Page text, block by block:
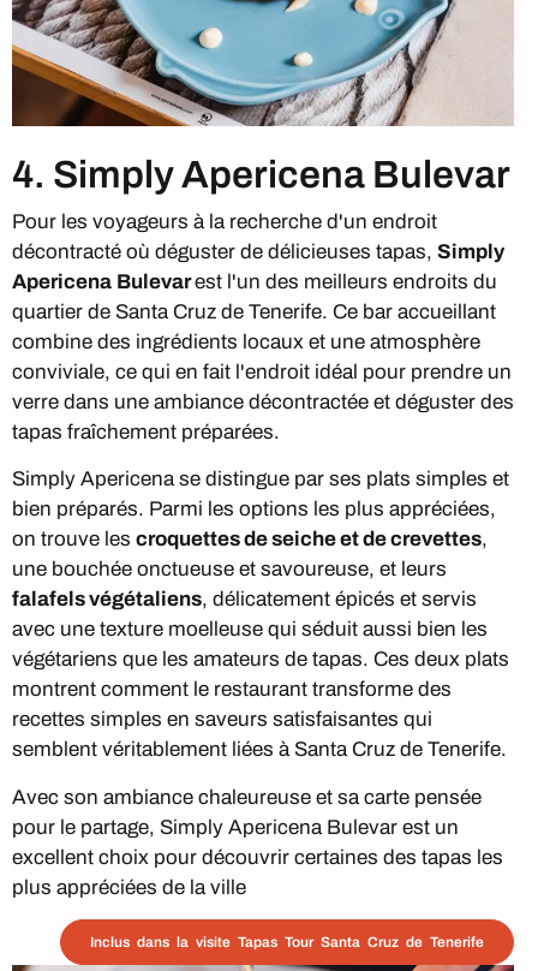
4. Simply Apericena Bulevar
Pour les voyageurs à la recherche d'un endroit
décontracté où déguster de délicieuses tapas, Simply
Apericena Bulevarest l'un des meilleurs endroits du
quartier de Santa Cruz de Tenerife. Ce bar accueillant
combine des ingrédients locaux et une atmosphère
conviviale, ce qui en fait l'endroit idéal pour prendre un
verre dans une ambiance décontractée et déguster des
tapas fraîchement préparées.
Simply Apericena se distingue par ses plats simples et
bien préparés. Parmi les options les plus appréciées,
on trouve les croquettes de seiche et de crevettes,
une bouchée onctueuse et savoureuse, et leurs
falafels végétaliens, délicatement épicés et servis
avec une texture moelleuse qui séduit aussi bien les
végétariens que les amateurs de tapas. Ces deux plats
montrent comment le restaurant transforme des
recettes simples en saveurs satisfaisantes qui
semblent véritablement liées à Santa Cruz de Tenerife.
Avec son ambiance chaleureuse et sa carte pensée
pour le partage, Simply Apericena Bulevar est un
excellent choix pour découvrir certaines des tapas les
plus appréciées de la ville
Inclus dans la visite Tapas Tour Santa Cruz de Tenerife